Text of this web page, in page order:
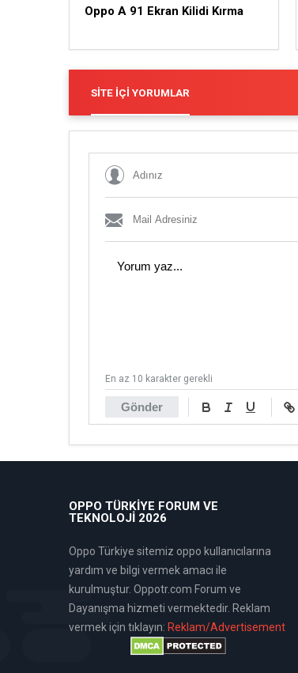
Oppo A 91 Ekran Kilidi Kırma
SITE İÇI YORUMLAR
Gönder
En az 10 karakter gerekli
OPPO TÜRKIYE FORUM VE
TEKNOLOJI 2026
Oppo Türkiye sitemiz oppo kullanıcılarına
yardım ve bilgi vermek amacı ile
kurulmuştur. Oppotr.com Forum ve
Dayanışma hizmeti vermektedir. Reklam
vermek için tıklayın: Reklam/Advertisement